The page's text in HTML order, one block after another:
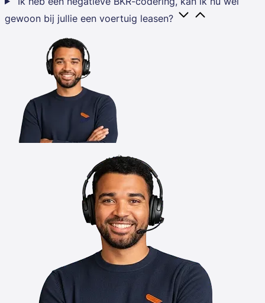
gewoon bij jullie een voertuig leasen?